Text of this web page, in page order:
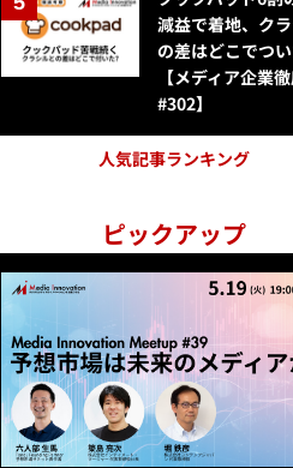
減益で着地、ク
の差はどこでつ
【メディア企業
#302】
人気記事ランキング
ピックアップ